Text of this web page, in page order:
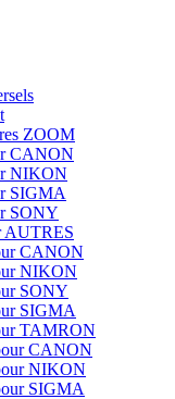
ZOOM
CANON
NIKON
SIGMA
SONY
AUTRES
CANON
NIKON
SONY
SIGMA
TAMRON
CANON
NIKON
SIGMA